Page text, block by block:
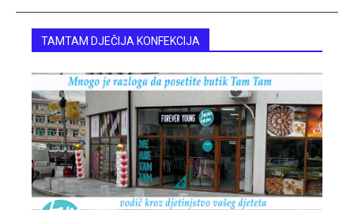
TAMTAM DJEČIJA KONFEKCIJA